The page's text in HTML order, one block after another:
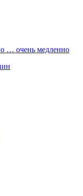
… очень медленно